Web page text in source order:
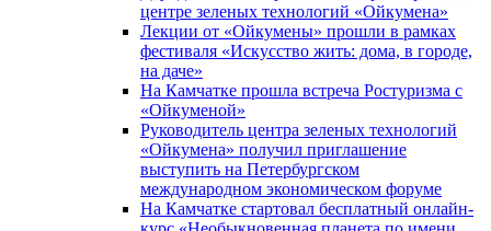
центре зеленых технологий «Ойкумена»
Лекции от «Ойкумены» прошли в рамках
фестиваля «Искусство жить: дома, в городе,
на даче»
На Камчатке прошла встреча Ростуризма с
«Ойкуменой»
Руководитель центра зеленых технологий
«Ойкумена» получил приглашение
выступить на Петербургском
международном экономическом форуме
На Камчатке стартовал бесплатный онлайн-